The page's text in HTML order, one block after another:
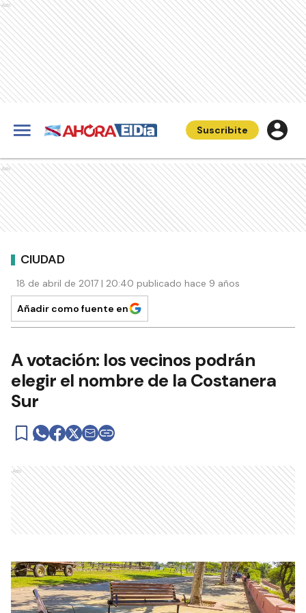
Ads
Suscribite
Ads
CIUDAD
18 de abril de 2017 | 20:40 publicado hace 9 años
Añadir como fuente en
A votación: los vecinos podrán
elegir el nombre de la Costanera
Sur
Ads